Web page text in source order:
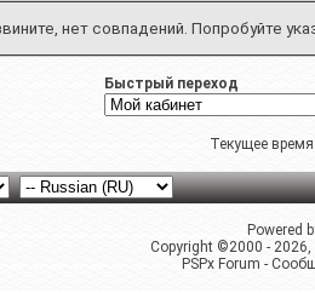
нет совпадений. Попробуйте
Быстрый переход
Текущее
Powered
Copyright ©2000 -
PSPx Forum -